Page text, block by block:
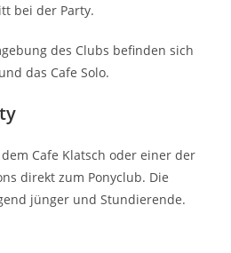
bei der Party.
des Clubs befinden sich
das Cafe Solo.
Cafe Klatsch oder einer der
direkt zum Ponyclub. Die
jünger und Stundierende.